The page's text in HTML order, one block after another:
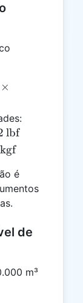
\,
×
lbf
kgf
é
de
m³